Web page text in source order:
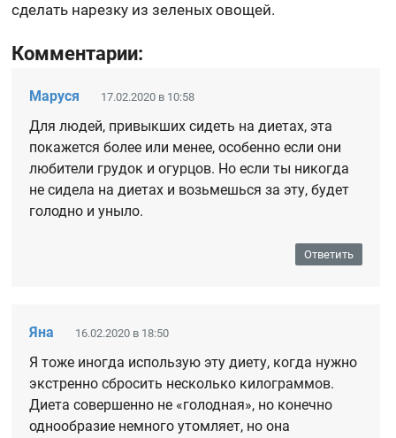
сделать нарезку из зеленых овощей.
Комментарии:
Маруся 17.02.2020 в 10:58
Для людей, привыкших сидеть на диетах, эта
покажется более или менее, особенно если они
любители грудок и огурцов. Но если ты никогда
не сидела на диетах и возьмешься за эту, будет
голодно и уныло.
Ответить
Яна 16.02.2020 в 18:50
Я тоже иногда использую эту диету, когда нужно
экстренно сбросить несколько килограммов.
Диета совершенно не «голодная», но конечно
однообразие немного утомляет, но она